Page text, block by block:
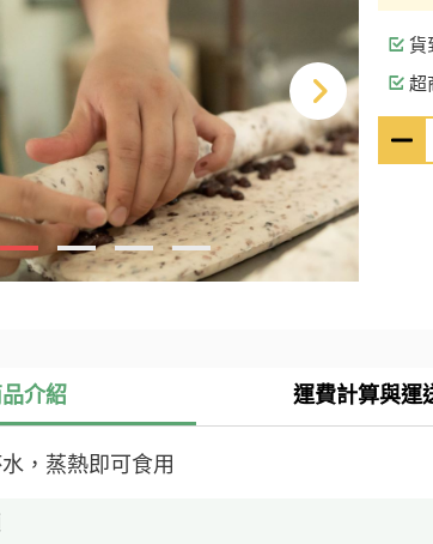
貨
超
介紹
，蒸熱即可食用
運費計算與運